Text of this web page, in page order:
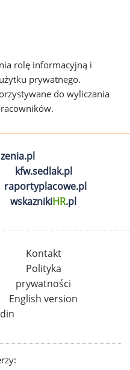
rolę informacyjną i
prywatnego.
do wyliczania
kfw.sedlak.pl
raportyplacowe.pl
wskaznikiHR.pl
Kontakt
Polityka
prywatności
English version